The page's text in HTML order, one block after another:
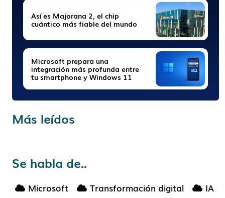
Así es Majorana 2, el chip
cuántico más fiable del mundo
Microsoft prepara una
integración más profunda entre
tu smartphone y Windows 11
Más leídos
Se habla de..
Microsoft Transformación digital
IA